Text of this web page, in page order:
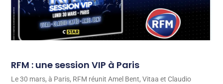
RFM : une session VIP à Paris
Le 30 mars, à Paris, RFM réunit Amel Bent, Vitaa et Claudio